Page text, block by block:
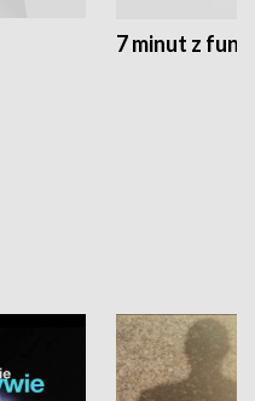
7 minut z